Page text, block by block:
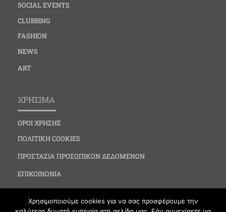
SOCIAL EVENTS
CLUBBING
FASHION
NEWS
ART
ΧΡΗΣΙΜΑ
ΟΡΟΙ ΧΡΗΣΗΣ
ΠΟΛΙΤΙΚΗ COOKIES
ΠΡΟΣΤΑΣΙΑ ΠΡΟΣΩΠΙΚΩΝ ΔΕΔΟΜΕΝΩΝ
ΕΠΙΚΟΙΝΩΝΙΑ
Χρησιμοποιούμε cookies για να σας προσφέρουμε την